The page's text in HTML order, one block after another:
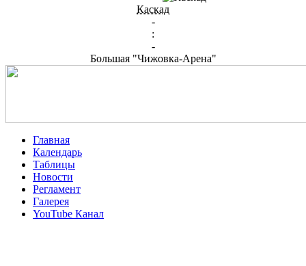
Каскад
-
:
-
Большая "Чижовка-Арена"
Главная
Календарь
Таблицы
Новости
Регламент
Галерея
YouTube Канал